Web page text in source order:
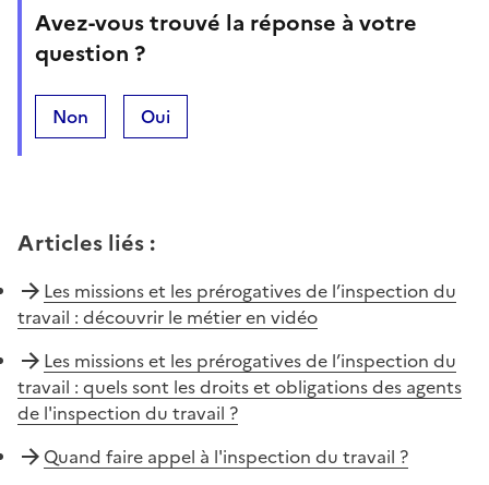
Avez-vous trouvé la réponse à votre
question ?
Non Oui
Articles liés :
Les missions et les prérogatives de l’inspection du
travail : découvrir le métier en vidéo
Les missions et les prérogatives de l’inspection du
travail : quels sont les droits et obligations des agents
de l'inspection du travail ?
Quand faire appel à l'inspection du travail ?